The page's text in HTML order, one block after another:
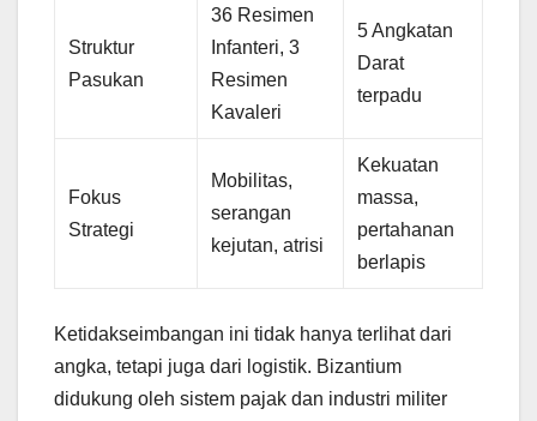
Struktur
Pasukan
36 Resimen
Infanteri, 3
Resimen
Kavaleri
5 Angkatan
Darat
terpadu
Fokus
Strategi
Mobilitas,
serangan
kejutan, atrisi
Kekuatan
massa,
pertahanan
berlapis
Ketidakseimbangan ini tidak hanya terlihat dari
angka, tetapi juga dari logistik. Bizantium
didukung oleh sistem pajak dan industri militer